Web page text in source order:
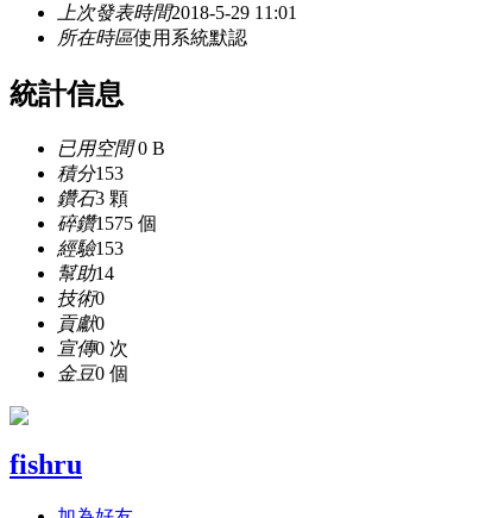
上次發表時間2018-5-29 11:01
所在時區使用系統默認
統計信息
已用空間0 B
積分153
鑽石3 顆
碎鑽1575 個
經驗153
幫助14
技術0
貢獻0
宣傳0 次
金豆0 個
fishru